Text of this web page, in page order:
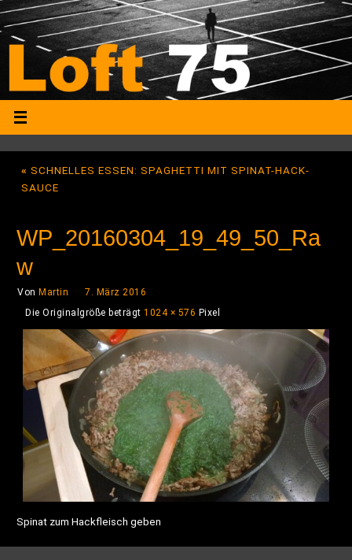
« SCHNELLES ESSEN: SPAGHETTI MIT SPINAT-HACK-
SAUCE
WP_20160304_19_49_50_Ra
w
Von Martin
7. März 2016
Die Originalgröße beträgt1024 × 576 Pixel
Spinat zum Hackfleisch geben